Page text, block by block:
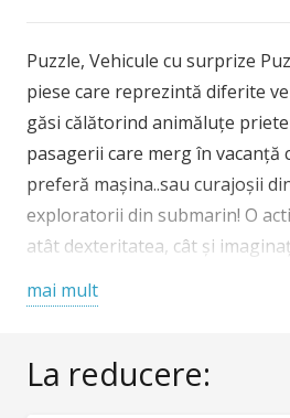
cu
surprize
Puzzle, Vehicule cu surprize
piese care reprezintă diferite
găsi călătorind animăluțe
pasagerii care merg în vacanță
preferă mașina..sau curajoșii
exploratorii din submarin! O
atât dexteritatea, cât și
Ambalat în cutie de carton:
Confecționat din lemn, cu
mai mult
La reducere: